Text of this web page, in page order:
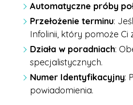
Automatyczne próby
Przełożenie terminu:
Infolinii, który pomoże
Działa w poradniach:
specjalistycznych.
Numer Identyfikacyjny:
powiadomienia.